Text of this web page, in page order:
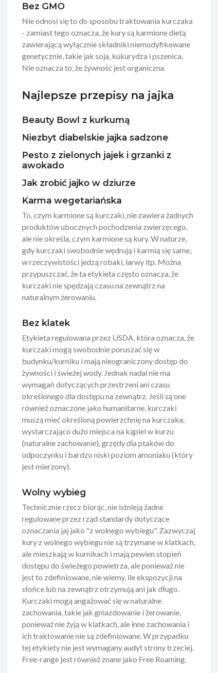
Bez GMO
Nie odnosi się to do sposobu traktowania kurczaka
- zamiast tego oznacza, że kury są karmione dietą
zawierającą wyłącznie składniki niemodyfikowane
genetycznie, takie jak soja, kukurydza i pszenica.
Nie oznacza to, że żywność jest organiczna.
Najlepsze przepisy na jajka
Beauty Bowl z kurkumą
Niezbyt diabelskie jajka sadzone
Pesto z zielonych jajek i grzanki z
awokado
Jak zrobić jajko w dziurze
Karma wegetariańska
To, czym karmione są kurczaki, nie zawiera żadnych
produktów ubocznych pochodzenia zwierzęcego,
ale nie określa, czym karmione są kury. W naturze,
gdy kurczaki swobodnie wędrują i karmią się same,
w rzeczywistości jedzą robaki, larwy itp. Można
przypuszczać, że ta etykieta często oznacza, że
kurczaki nie spędzają czasu na zewnątrz na
naturalnym żerowaniu.
Bez klatek
Etykieta regulowana przez USDA, która oznacza, że
kurczaki mogą swobodnie poruszać się w
budynku/kurniku i mają nieograniczony dostęp do
żywności i świeżej wody. Jednak nadal nie ma
wymagań dotyczących przestrzeni ani czasu
określonego dla dostępu na zewnątrz. Jeśli są one
również oznaczone jako humanitarne, kurczaki
muszą mieć określoną powierzchnię na kurczaka,
wystarczająco dużo miejsca na kąpiel w kurzu
(naturalne zachowanie), grzędy dla ptaków do
odpoczynku i bardzo niski poziom amoniaku (który
jest mierzony).
Wolny wybieg
Technicznie rzecz biorąc, nie istnieją żadne
regulowane przez rząd standardy dotyczące
oznaczania jaj jako "z wolnego wybiegu". Zazwyczaj
kury z wolnego wybiegu nie są trzymane w klatkach,
ale mieszkają w kurnikach i mają pewien stopień
dostępu do świeżego powietrza, ale ponieważ nie
jest to zdefiniowane, nie wiemy, ile ekspozycji na
słońce lub na zewnątrz otrzymują ani jak długo.
Kurczaki mogą angażować się w naturalne
zachowania, takie jak gniazdowanie i żerowanie,
ponieważ nie żyją w klatkach, ale inne zachowania i
ich traktowanie nie są zdefiniowane. W przypadku
tej etykiety nie jest wymagany audyt strony trzeciej.
Free-range jest również znane jako Free Roaming.